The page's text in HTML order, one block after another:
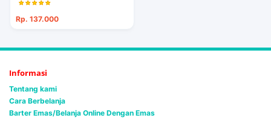
Rp. 137.000
Informasi
Tentang kami
Cara Berbelanja
Barter Emas/Belanja Online Dengan Emas